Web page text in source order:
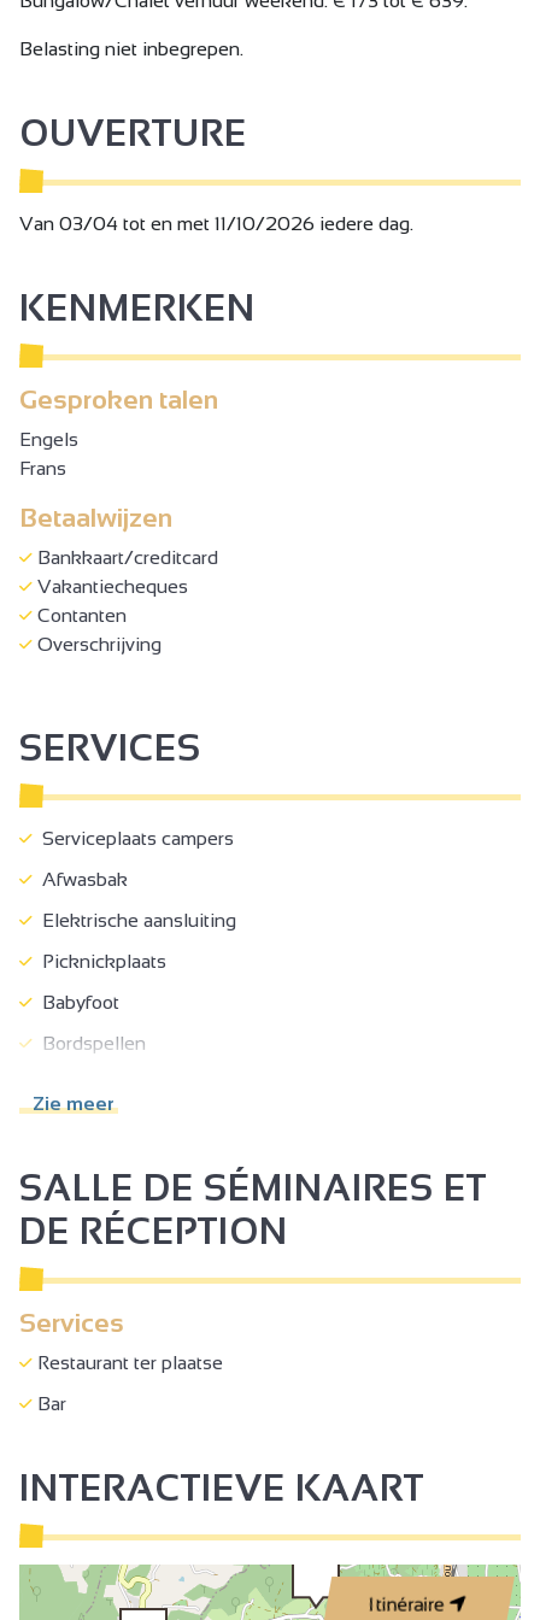
Belasting niet inbegrepen.
OUVERTURE
Van 03/04 tot en met 11/10/2026 iedere dag.
KENMERKEN
Gesproken talen
Engels
Frans
Betaalwijzen
Bankkaart/creditcard
Vakantiecheques
Contanten
Overschrijving
SERVICES
Serviceplaats campers
Afwasbak
Elektrische aansluiting
Picknickplaats
Babyfoot
Bordspellen
Openlucht zwembad
Kinderzwembad
Speelveld
Toiletten
Restaurant
Afgesloten terrein
Wasserij
Vlakbij eigenaar
Parkeerplaats
Zie meer
SALLE DE SÉMINAIRES ET
DE RÉCEPTION
Services
Restaurant ter plaatse
Bar
INTERACTIEVE KAART
Itinéraire